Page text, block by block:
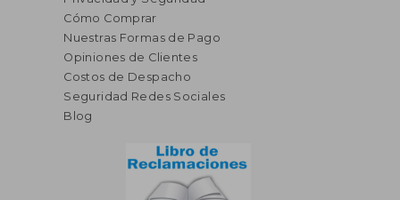
Cómo Comprar
Nuestras Formas de Pago
Opiniones de Clientes
Costos de Despacho
Seguridad Redes Sociales
Blog